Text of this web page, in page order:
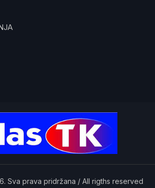
Sva prava pridržana / All rigths reserved